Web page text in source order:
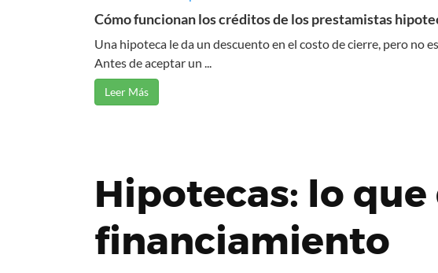
Cómo funcionan los créditos de los prestamistas
Una hipoteca le da un descuento en el costo de cierre, pero no
Antes de aceptar un ...
Leer Más
Hipotecas: lo que
financiamiento